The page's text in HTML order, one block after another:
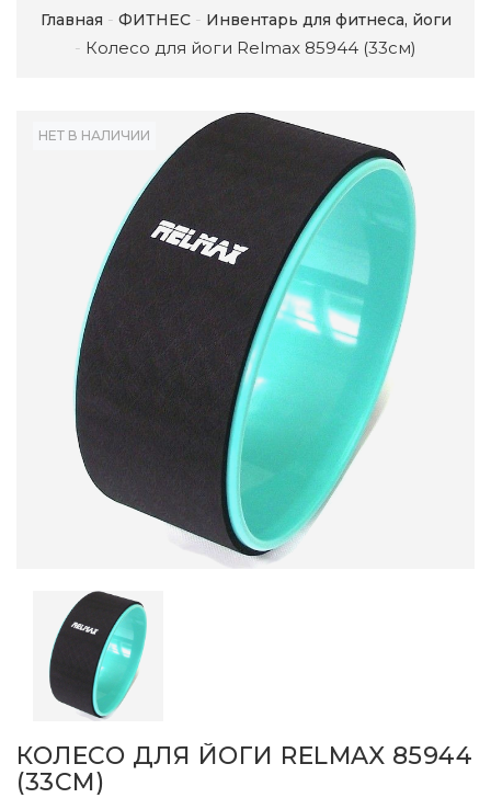
Главная ФИТНЕС Инвентарь для фитнеса, йоги
Колесо для йоги Relmax 85944 (33см)
НЕТ В НАЛИЧИИ
КОЛЕСО ДЛЯ ЙОГИ RELMAX 85944
(33СМ)